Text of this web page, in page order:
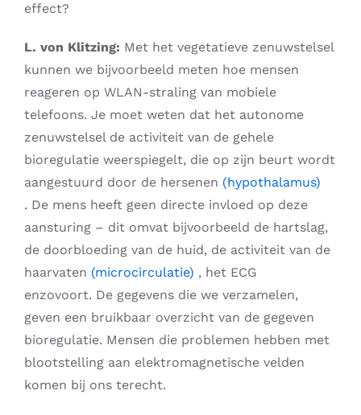
effect?
L. von Klitzing: Met het vegetatieve zenuwstelsel
kunnen we bijvoorbeeld meten hoe mensen
reageren op WLAN-straling van mobiele
telefoons. Je moet weten dat het autonome
zenuwstelsel de activiteit van de gehele
bioregulatie weerspiegelt, die op zijn beurt wordt
aangestuurd door de hersenen (hypothalamus)
. De mens heeft geen directe invloed op deze
aansturing – dit omvat bijvoorbeeld de hartslag,
de doorbloeding van de huid, de activiteit van de
haarvaten (microcirculatie) , het ECG
enzovoort. De gegevens die we verzamelen,
geven een bruikbaar overzicht van de gegeven
bioregulatie. Mensen die problemen hebben met
blootstelling aan elektromagnetische velden
komen bij ons terecht.